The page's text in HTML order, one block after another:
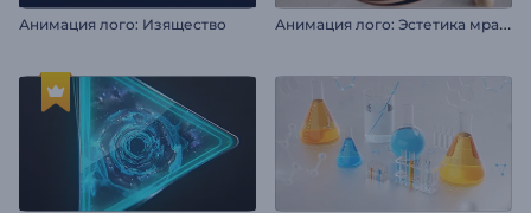
Анимация лого: Изящество А
нимация лого: Эстетика мрамора